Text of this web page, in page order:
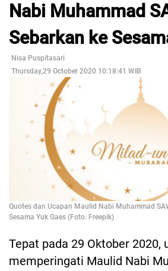
Nabi Muhammad
Sebarkan ke
Nisa Puspitasari
Thursday,29 October 2020 10:18:41 WIB
Quotes dan Ucapan Maulid Nabi Muhammad
Sesama Yuk Gaes (Foto: Freepik)
Tepat pada 29 Oktober 2020,
memperingati Maulid Nabi